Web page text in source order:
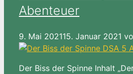
Abenteuer
9. Mai 202115. Januar 2021
Der Biss der Spinne Inhalt